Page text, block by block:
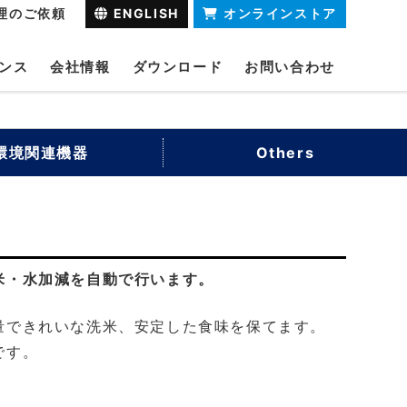
のご依頼 ENGLISH オンラインストア
ス 会社情報 ダウンロード お問い合わせ
境関連機器 Others
水加減を自動で行います。
きれいな洗米、安定した食味を保てます。
。